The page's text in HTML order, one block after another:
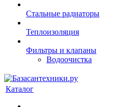
Стальные радиаторы
Теплоизоляция
Фильтры и клапаны
Водоочистка
Каталог